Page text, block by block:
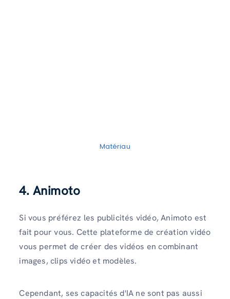
Matériau
4. Animoto
Si vous préférez les publicités vidéo, Animoto est
fait pour vous. Cette plateforme de création vidéo
vous permet de créer des vidéos en combinant
images, clips vidéo et modèles.
Cependant, ses capacités d'IA ne sont pas aussi